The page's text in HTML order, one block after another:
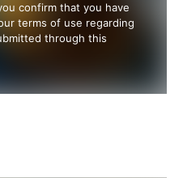
confirm that you have
terms of use regarding
through this